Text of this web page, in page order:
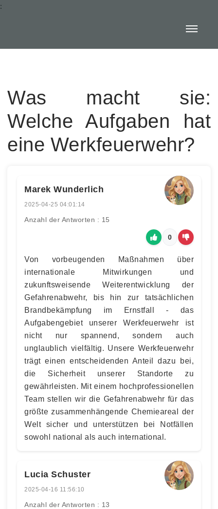
:
Was macht sie:
Welche Aufgaben hat
eine Werkfeuerwehr?
Marek Wunderlich
2025-04-25 04:01:14
Anzahl der Antworten : 15
0
Von vorbeugenden Maßnahmen über
internationale Mitwirkungen und
zukunftsweisende Weiterentwicklung der
Gefahrenabwehr, bis hin zur tatsächlichen
Brandbekämpfung im Ernstfall - das
Aufgabengebiet unserer Werkfeuerwehr ist
nicht nur spannend, sondern auch
unglaublich vielfältig. Unsere Werkfeuerwehr
trägt einen entscheidenden Anteil dazu bei,
die Sicherheit unserer Standorte zu
gewährleisten. Mit einem hochprofessionellen
Team stellen wir die Gefahrenabwehr für das
größte zusammenhängende Chemieareal der
Welt sicher und unterstützen bei Notfällen
sowohl national als auch international.
Lucia Schuster
2025-04-16 11:56:10
Anzahl der Antworten : 13